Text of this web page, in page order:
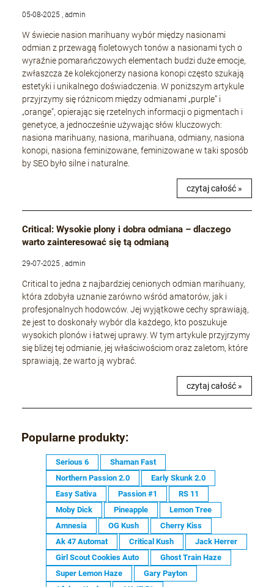
05-08-2025 , admin
W świecie nasion marihuany wybór między nasionami
odmian z przewagą fioletowych tonów a nasionami tych o
wyraźnie pomarańczowych elementach budzi duże emocje,
zwłaszcza że kolekcjonerzy nasiona konopi często szukają
estetyki i unikalnego doświadczenia. W poniższym artykule
przyjrzymy się różnicom między odmianami „purple” i
„orange”, opierając się rzetelnych informacji o pigmentach i
genetyce, a jednocześnie używając słów kluczowych:
nasiona marihuany, nasiona, marihuana, odmiany, nasiona
konopi, nasiona feminizowane, feminizowane w taki sposób
by SEO było silne i naturalne.
czytaj całość »
Critical: Wysokie plony i dobra odmiana – dlaczego
warto zainteresować się tą odmianą
29-07-2025 , admin
Critical to jedna z najbardziej cenionych odmian marihuany,
która zdobyła uznanie zarówno wśród amatorów, jak i
profesjonalnych hodowców. Jej wyjątkowe cechy sprawiają,
że jest to doskonały wybór dla każdego, kto poszukuje
wysokich plonów i łatwej uprawy. W tym artykule przyjrzymy
się bliżej tej odmianie, jej właściwościom oraz zaletom, które
sprawiają, że warto ją wybrać.
czytaj całość »
Popularne produkty:
Serious 6
Shaman Fast
Northern Passion 2.0
Early Skunk 2.0
Easy Sativa
Passion #1
RS 11
Moby Dick
Pineapple
Lemon Tree
Amnesia
OG Kush
Cherry Kiss
Ak 47 Automat
Critical Kush
Jack Herrer
Girl Scout Cookies Auto
Ghost Train Haze
Super Lemon Haze
Gary Payton